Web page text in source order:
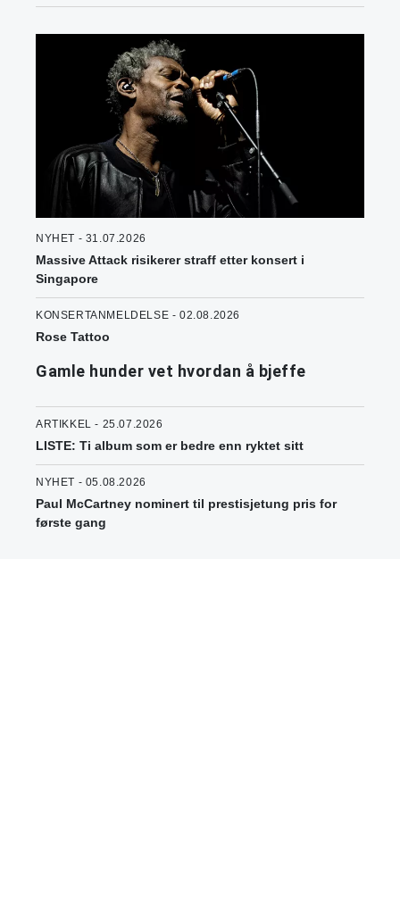
NYHET - 31.07.2026
Massive Attack risikerer straff etter konsert i
Singapore
KONSERTANMELDELSE - 02.08.2026
Rose Tattoo
Gamle hunder vet hvordan å bjeffe
ARTIKKEL - 25.07.2026
LISTE: Ti album som er bedre enn ryktet sitt
NYHET - 05.08.2026
Paul McCartney nominert til prestisjetung pris for
første gang